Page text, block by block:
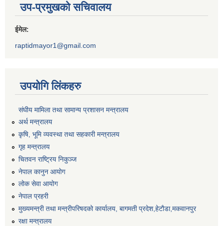
उप-प्रमुखको सचिवालय
ईमेल:
raptidmayor1@gmail.com
उपयोगि लिंकहरु
संघीय मामिला तथा सामान्य प्रशासन मन्त्रालय
अर्थ मन्त्रालय
कृषि, भूमि व्यवस्था तथा सहकारी मन्त्रालय
गृह मन्त्रालय
चितवन राष्ट्रिय निकुञ्ज
नेपाल कानुन आयोग
लोक सेवा आयोग
नेपाल प्रहरी
मुख्यमन्त्री तथा मन्त्रीपरिषदको कार्यालय, बागमती प्रदेश,हेटाैडा,मकवानपुर
रक्षा मन्त्रालय